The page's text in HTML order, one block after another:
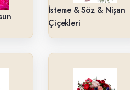
İsteme & Söz & Nişan
Çiçekleri